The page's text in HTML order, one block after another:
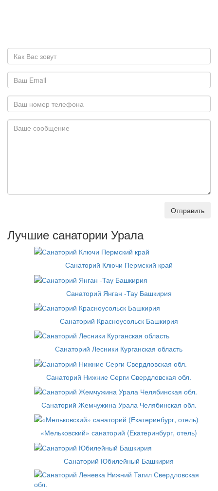
Отправить
Лучшие санатории Урала
Санаторий Ключи Пермский край
Санаторий Янган -Тау Башкирия
Санаторий Красноусольск Башкирия
Санаторий Лесники Курганская область
Санаторий Нижние Серги Свердловская обл.
Санаторий Жемчужина Урала Челябинская обл.
«Мельковский» санаторий (Екатеринбург, отель)
Санаторий Юбилейный Башкирия